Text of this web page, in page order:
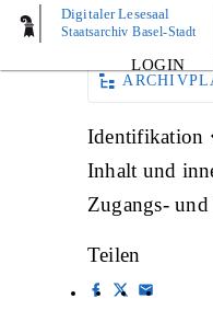
Digitaler Lesesaal
Staatsarchiv Basel-Stadt
LOGIN
BILD
Identifikation
Inhalt und
Zugangs-
Teilen